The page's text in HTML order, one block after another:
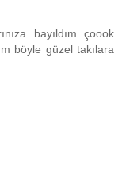
bayıldım çoook
böyle güzel takılara